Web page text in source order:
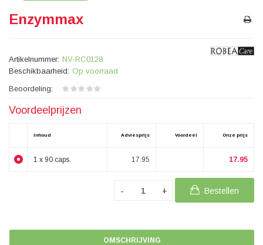
Enzymmax
Artikelnummer: NV-RC0128
Beschikbaarheid: Op voorraad
Beoordeling:
Voordeelprijzen
Inhoud Adviesprijs Voordeel Onze prijs
1 x 90 caps. 17.95 17.95
Bestellen
OMSCHRIJVING